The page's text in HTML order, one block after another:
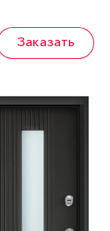
Заказать